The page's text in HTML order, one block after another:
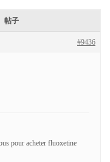
帖子
#9436
pour acheter fluoxetine